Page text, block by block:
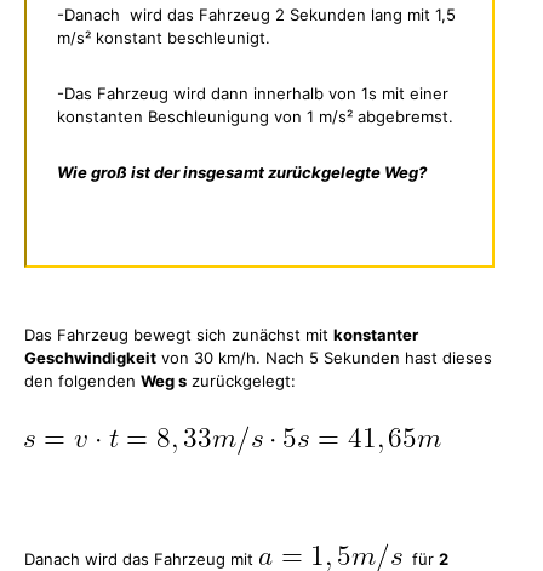
-Danach wird das Fahrzeug 2 Sekunden lang mit 1,5
m/s² konstant beschleunigt.
-Das Fahrzeug wird dann innerhalb von 1s mit einer
konstanten Beschleunigung von 1 m/s² abgebremst.
Wie groß ist der insgesamt zurückgelegte Weg?
Das Fahrzeug bewegt sich zunächst mit konstanter
Geschwindigkeit von 30 km/h. Nach 5 Sekunden hast dieses
den folgenden Weg s zurückgelegt:
Danach wird das Fahrzeug mit für 2